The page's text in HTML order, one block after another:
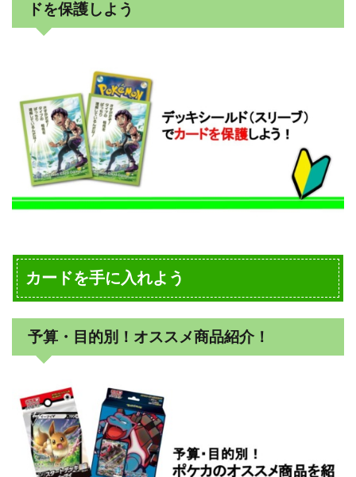
ドを保護しよう
カードを手に入れよう
予算・目的別！オススメ商品紹介！